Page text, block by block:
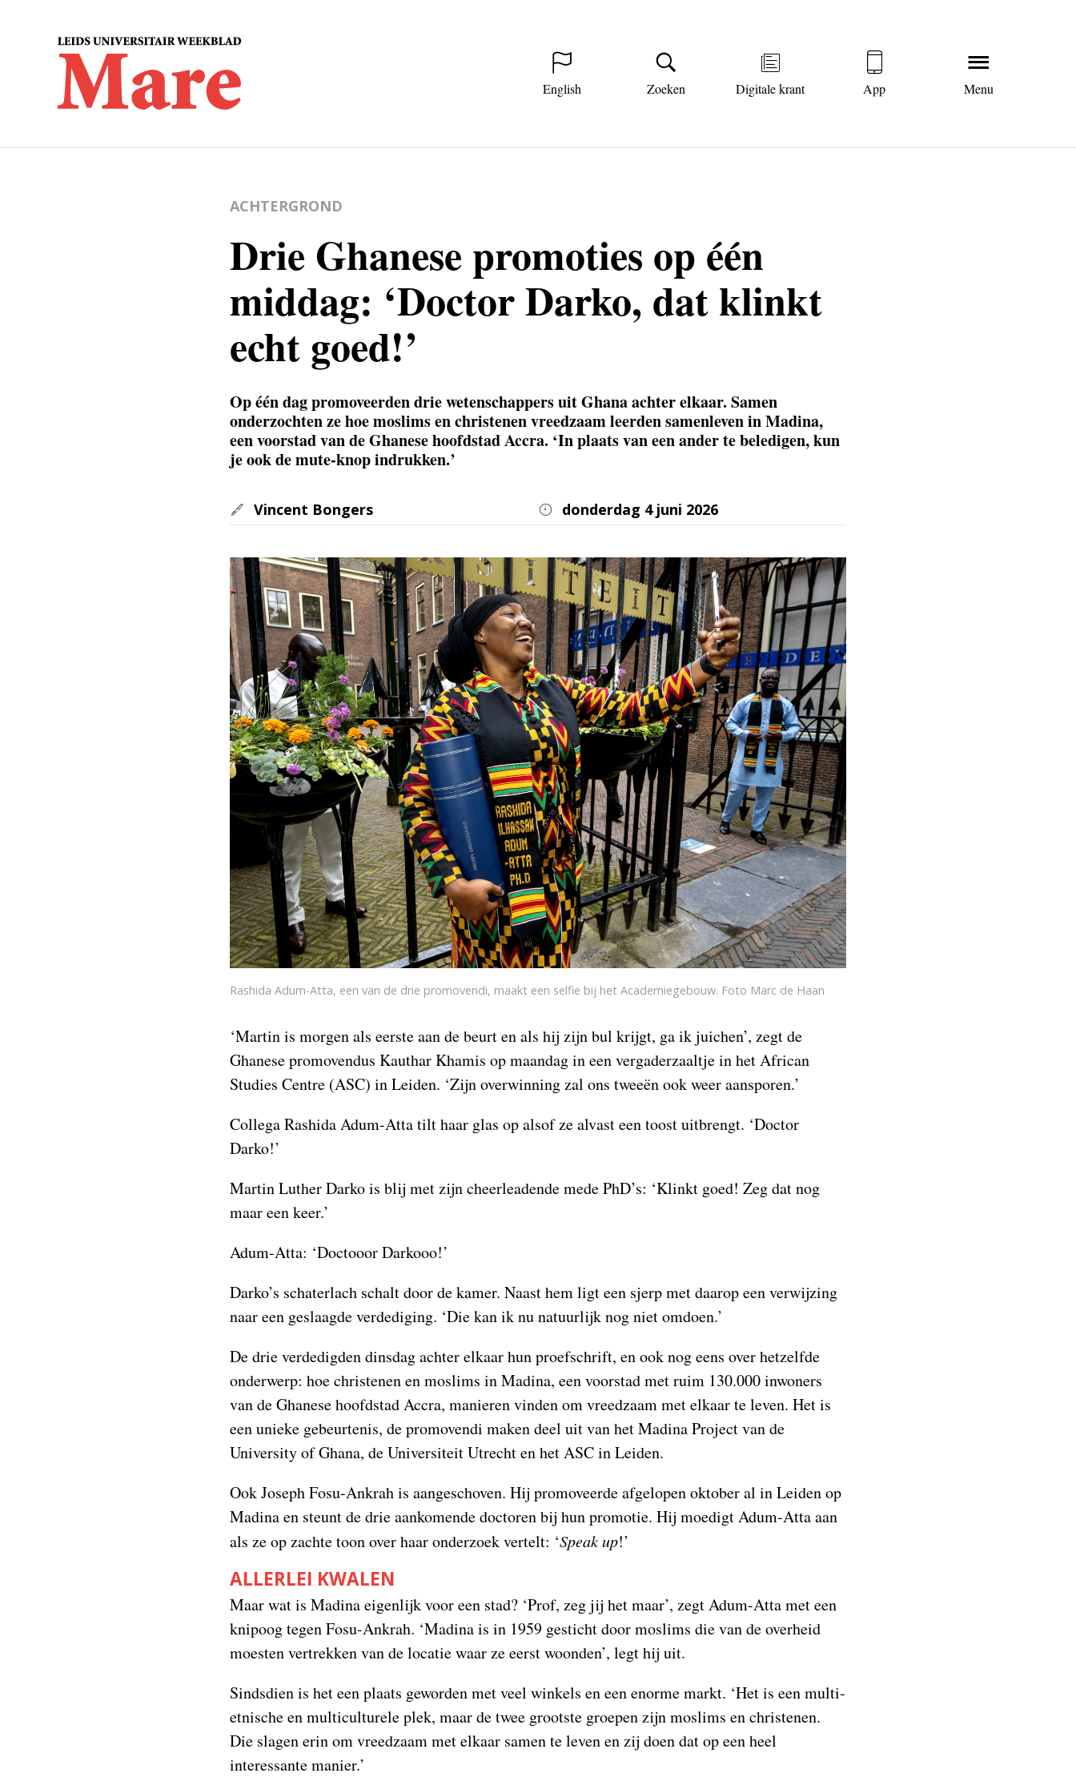
English Zoeken Digitale krant App Menu
ACHTERGROND
Drie Ghanese promoties op één
middag: ‘Doctor Darko, dat klinkt
echt goed!’
Op één dag promoveerden drie wetenschappers uit Ghana achter elkaar. Samen
onderzochten ze hoe moslims en christenen vreedzaam leerden samenleven in Madina,
een voorstad van de Ghanese hoofdstad Accra. ‘In plaats van een ander te beledigen, kun
je ook de mute-knop indrukken.’
Vincent Bongers donderdag 4 juni 2026
Rashida Adum-Atta, een van de drie promovendi, maakt een selfie bij het Academiegebouw. Foto Marc de Haan
‘Martin is morgen als eerste aan de beurt en als hij zijn bul krijgt, ga ik juichen’, zegt de
Ghanese promovendus Kauthar Khamis op maandag in een vergaderzaaltje in het African
Studies Centre (ASC) in Leiden. ‘Zijn overwinning zal ons tweeën ook weer aansporen.’
Collega Rashida Adum-Atta tilt haar glas op alsof ze alvast een toost uitbrengt. ‘Doctor
Darko!’
Martin Luther Darko is blij met zijn cheerleadende mede PhD’s: ‘Klinkt goed! Zeg dat nog
maar een keer.’
Adum-Atta: ‘Doctooor Darkooo!’
Darko’s schaterlach schalt door de kamer. Naast hem ligt een sjerp met daarop een verwijzing
naar een geslaagde verdediging. ‘Die kan ik nu natuurlijk nog niet omdoen.’
De drie verdedigden dinsdag achter elkaar hun proefschrift, en ook nog eens over hetzelfde
onderwerp: hoe christenen en moslims in Madina, een voorstad met ruim 130.000 inwoners
van de Ghanese hoofdstad Accra, manieren vinden om vreedzaam met elkaar te leven. Het is
een unieke gebeurtenis, de promovendi maken deel uit van het Madina Project van de
University of Ghana, de Universiteit Utrecht en het ASC in Leiden.
Ook Joseph Fosu-Ankrah is aangeschoven. Hij promoveerde afgelopen oktober al in Leiden op
Madina en steunt de drie aankomende doctoren bij hun promotie. Hij moedigt Adum-Atta aan
als ze op zachte toon over haar onderzoek vertelt: ‘Speak up!’
ALLERLEI KWALEN
Maar wat is Madina eigenlijk voor een stad? ‘Prof, zeg jij het maar’, zegt Adum-Atta met een
knipoog tegen Fosu-Ankrah. ‘Madina is in 1959 gesticht door moslims die van de overheid
moesten vertrekken van de locatie waar ze eerst woonden’, legt hij uit.
Sindsdien is het een plaats geworden met veel winkels en een enorme markt. ‘Het is een multi-
etnische en multiculturele plek, maar de twee grootste groepen zijn moslims en christenen.
Die slagen erin om vreedzaam met elkaar samen te leven en zij doen dat op een heel
interessante manier.’